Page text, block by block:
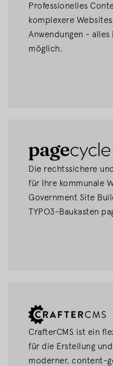
TYPO3 CMS
Professionelles
komplexere
Anwendungen - alles
möglich.
pagecycle
Die rechtssichere
für Ihre kommunale
Government Site
TYPO3-Baukasten
CrafterCMS
CrafterCMS ist ein
für die Erstellung
moderner, content-